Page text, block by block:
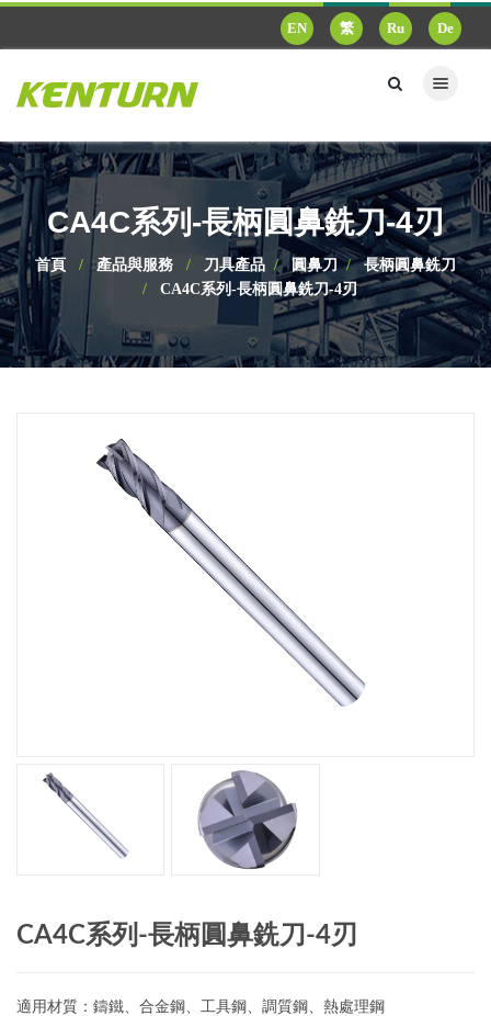
EN 繁 Ru De
CA4C系列-長柄圓鼻銑刀-4刃
首頁 產品與服務 刀具產品 圓鼻刀
長柄圓鼻銑刀
CA4C系列-長柄圓鼻銑刀-4刃
CA4C系列-長柄圓鼻銑刀-4刃
適用材質：鑄鐵、合金鋼、工具鋼、調質鋼、熱處理鋼